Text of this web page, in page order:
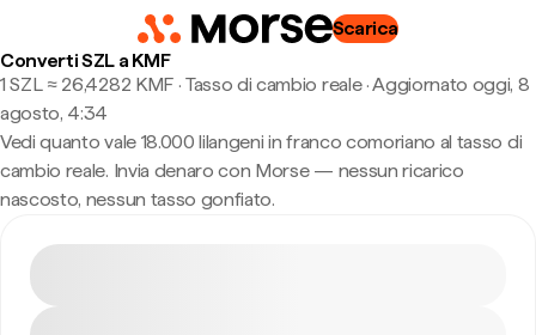
Scarica
Converti SZL a KMF
1 SZL ≈ 26,4282 KMF · Tasso di cambio reale·Aggiornato oggi, 8
agosto, 4:34
Vedi quanto vale 18.000 lilangeni in franco comoriano al tasso di
cambio reale. Invia denaro con Morse — nessun ricarico
nascosto, nessun tasso gonfiato.